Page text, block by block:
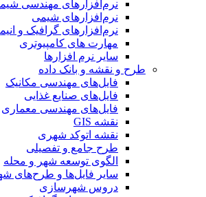
نرم‌افزارهای مهندسی شیمی
نرم‌افزارهای شیمی
نرم‌افزارهای گرافیک و انیمیشن
مهارت های کامپیوتری
سایر نرم افزارها
طرح و نقشه و بانک داده
فایل‌های مهندسی مکانیک
فایل‌های صنایع غذایی
فایل‌های مهندسی معماری
نقشه GIS
نقشه اتوکد شهری
طرح جامع و تفصیلی
الگوی توسعه شهر و محله
سایر فایل‌ها و طرح‌های شهری
دروس شهرسازی